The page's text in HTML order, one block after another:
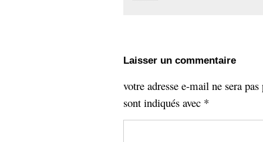
Laisser un commentaire
votre adresse e-mail ne sera
sont indiqués avec *